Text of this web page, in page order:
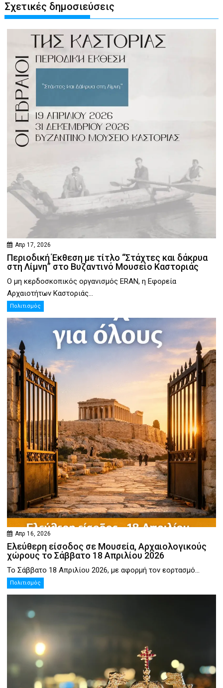
Σχετικές δημοσιεύσεις
Απρ 17, 2026
Περιοδική Έκθεση με τίτλο “Στάχτες και δάκρυα
στη Λίμνη” στο Βυζαντινό Μουσείο Καστοριάς
Ο μη κερδοσκοπικός οργανισμός ERAN, η Εφορεία
Αρχαιοτήτων Καστοριάς...
Πολιτισμός
Απρ 16, 2026
Ελεύθερη είσοδος σε Μουσεία, Αρχαιολογικούς
χώρους το Σάββατο 18 Απριλίου 2026
Το Σάββατο 18 Απριλίου 2026, με αφορμή τον εορτασμό...
Πολιτισμός